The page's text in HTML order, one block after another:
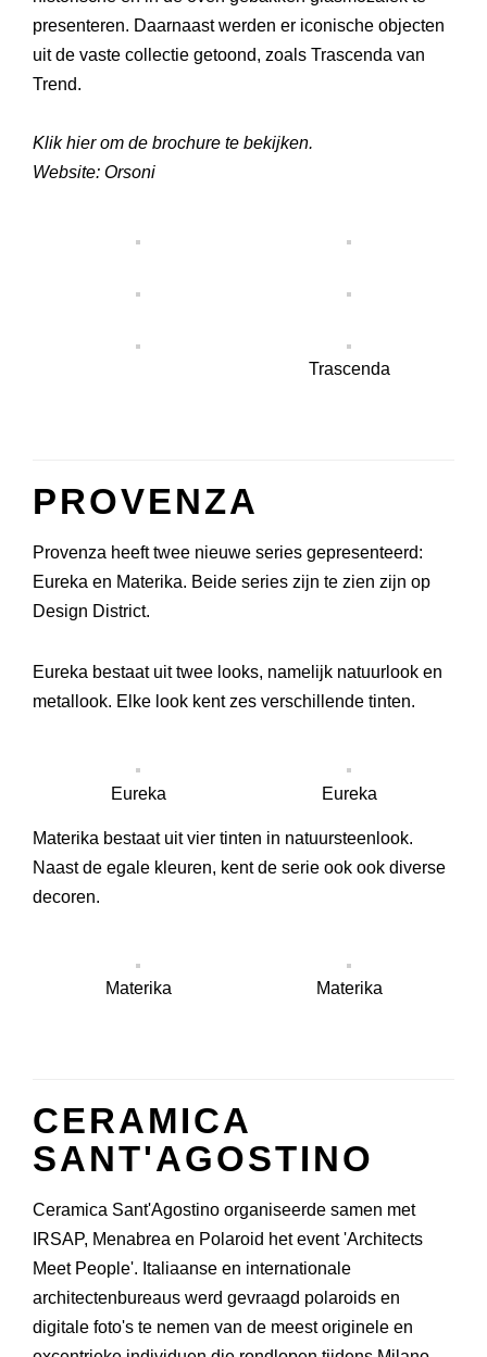
presenteren. Daarnaast werden er iconische objecten
uit de vaste collectie getoond, zoals Trascenda van
Trend.
Klikhierom de brochure te bekijken.
Website: Orsoni
Trascenda
PROVENZA
Provenza heeft twee nieuwe series gepresenteerd:
Eureka en Materika. Beide series zijn te zien zijn op
Design District.
Eureka bestaat uit twee looks, namelijk natuurlook en
metallook. Elke look kent zes verschillende tinten.
Eureka Eureka
Materika bestaat uit vier tinten in natuursteenlook.
Naast de egale kleuren, kent de serie ook ook diverse
decoren.
Materika Materika
CERAMICA
SANT'AGOSTINO
Ceramica Sant'Agostino organiseerde samen met
IRSAP, Menabrea en Polaroid het event 'Architects
Meet People'. Italiaanse en internationale
architectenbureaus werd gevraagd polaroids en
digitale foto's te nemen van de meest originele en